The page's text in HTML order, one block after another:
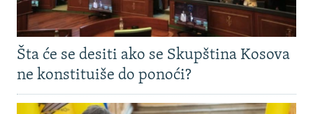
Šta će se desiti ako se Skupština Kosova
ne konstituiše do ponoći?